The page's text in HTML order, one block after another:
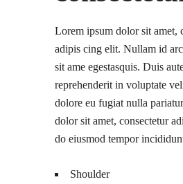
Lorem ipsum dolor sit amet,
adipis cing elit. Nullam id
sit ame egestasquis. Duis
reprehenderit in voluptate
dolore eu fugiat nulla
dolor sit amet, consectetur
do eiusmod tempor
Shoulder